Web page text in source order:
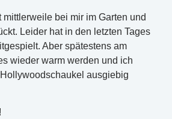
mittlerweile bei mir im Garten und
Leider hat in den letzten Tages
Aber spätestens am
wieder warm werden und ich
ausgiebig